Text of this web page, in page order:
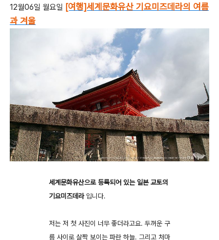
12월06일 월요일 [여행]세계문화유산 기요미즈데라의 여름
과 겨울
세계문화유산으로 등록되어 있는 일본 교토의
기요미즈데라입니다.
저는 저 첫 사진이 너무 좋더라고요. 두꺼운 구
름 사이로 살짝 보이는 파란 하늘. 그리고 처마